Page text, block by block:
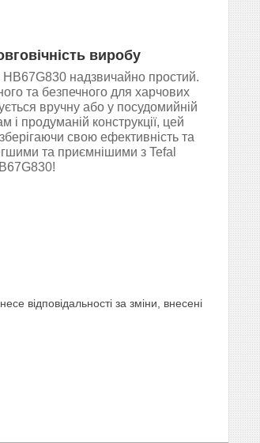
виробу
надзвичайно простий.
та безпечного для харчових
вручну або у посудомийній
і продуманій конструкції, цей
свою ефективність та
та приємнішими з Tefal
відповідальності за зміни, внесені